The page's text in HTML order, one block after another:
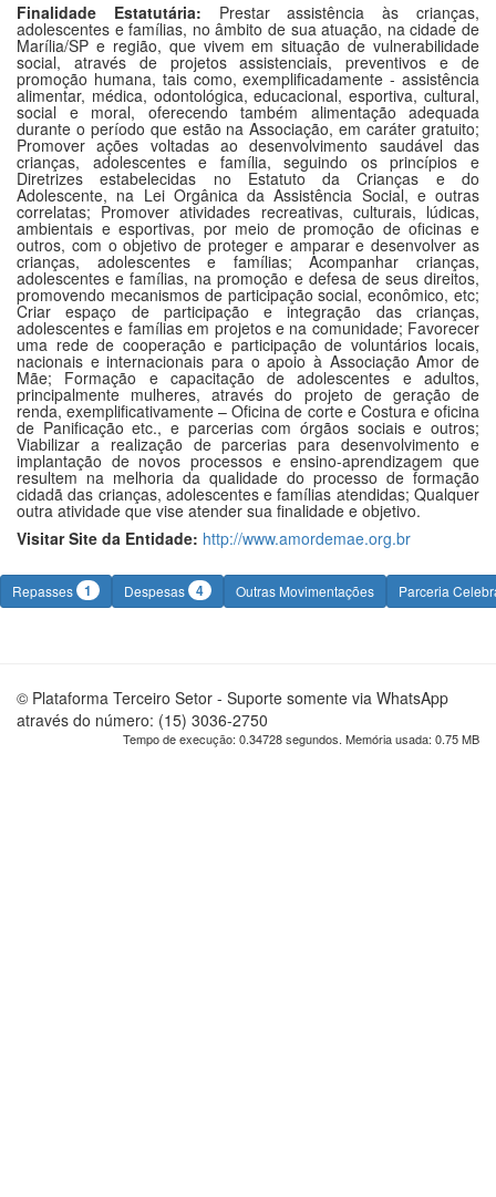
Finalidade Estatutária: Prestar assistência às crianças,
adolescentes e famílias, no âmbito de sua atuação, na cidade de
Marília/SP e região, que vivem em situação de vulnerabilidade
social, através de projetos assistenciais, preventivos e de
promoção humana, tais como, exemplificadamente - assistência
alimentar, médica, odontológica, educacional, esportiva, cultural,
social e moral, oferecendo também alimentação adequada
durante o período que estão na Associação, em caráter gratuito;
Promover ações voltadas ao desenvolvimento saudável das
crianças, adolescentes e família, seguindo os princípios e
Diretrizes estabelecidas no Estatuto da Crianças e do
Adolescente, na Lei Orgânica da Assistência Social, e outras
correlatas; Promover atividades recreativas, culturais, lúdicas,
ambientais e esportivas, por meio de promoção de oficinas e
outros, com o objetivo de proteger e amparar e desenvolver as
crianças, adolescentes e famílias; Acompanhar crianças,
adolescentes e famílias, na promoção e defesa de seus direitos,
promovendo mecanismos de participação social, econômico, etc;
Criar espaço de participação e integração das crianças,
adolescentes e famílias em projetos e na comunidade; Favorecer
uma rede de cooperação e participação de voluntários locais,
nacionais e internacionais para o apoio à Associação Amor de
Mãe; Formação e capacitação de adolescentes e adultos,
principalmente mulheres, através do projeto de geração de
renda, exemplificativamente – Oficina de corte e Costura e oficina
de Panificação etc., e parcerias com órgãos sociais e outros;
Viabilizar a realização de parcerias para desenvolvimento e
implantação de novos processos e ensino-aprendizagem que
resultem na melhoria da qualidade do processo de formação
cidadã das crianças, adolescentes e famílias atendidas; Qualquer
outra atividade que vise atender sua finalidade e objetivo.
Visitar Site da Entidade: http://www.amordemae.org.br
Repasses 1 Despesas 4 Outras Movimentações Parceria
© Plataforma Terceiro Setor - Suporte somente via WhatsApp
através do número: (15) 3036-2750
Tempo de execução: 0.34728 segundos. Memória usada: 0.75 MB